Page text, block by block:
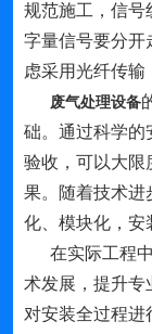
规范施工，信号
字量信号要分开
虑采用光纤传输
废气处理设备
础。通过科学的
验收，可以大限
果。随着技术进
化、模块化，安
在实际工程中
术发展，提升专
对安装全过程进